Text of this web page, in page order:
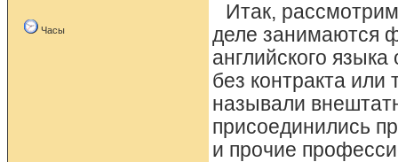
Часы
Итак,
деле занимаются
английского
без контракта
называли
присоединились
и прочие